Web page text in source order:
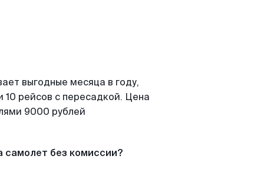
выгодные месяца в году,
рейсов с пересадкой. Цена
9000 рублей
самолет без комиссии?